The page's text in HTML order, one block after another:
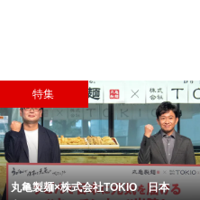
おすすめ
歴史を感じながら街を歩く 亀戸